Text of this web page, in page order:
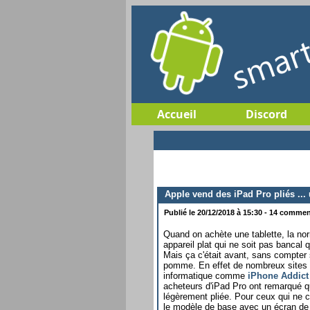
Accueil Discord
Apple vend des iPad Pro pliés
Publié le 20/12/2018 à 15:30 - 14
Quand on achète une tablette, la
appareil plat qui ne soit pas bancal
Mais ça c'était avant, sans
pomme. En effet de nombreux
informatique comme iPhone Addict
acheteurs d'iPad Pro ont remarqué
légèrement pliée. Pour ceux qui ne
le modèle de base avec un écran